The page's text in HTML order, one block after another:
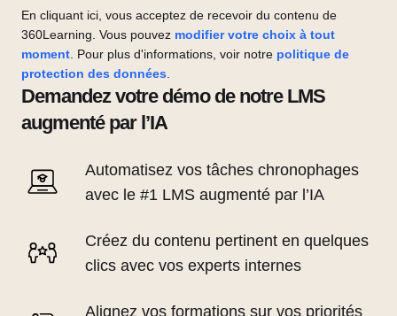
Demandez votre démo de notre LMS
augmenté par l’IA
Automatisez vos tâches chronophages
avec le #1 LMS augmenté par l’IA
Créez du contenu pertinent en quelques
clics avec vos experts internes
Alignez vos formations sur vos priorités
En cliquant ici, vous acceptez de recevoir du contenu de
360Learning. Vous pouvez modifier votre choix à tout
moment . Pour plus d'informations, voir notre politique de
protection des données